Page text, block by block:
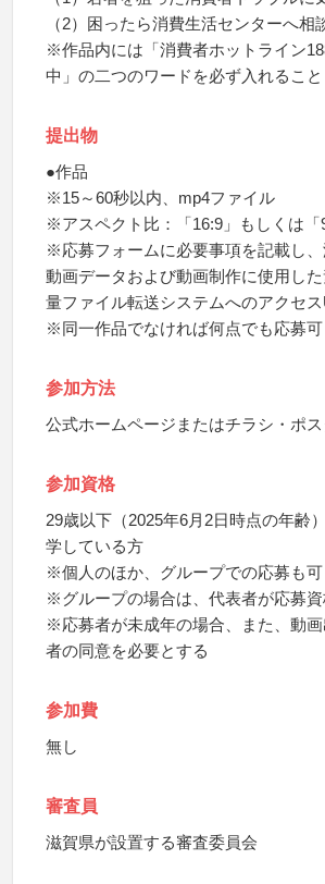
（2）困ったら消費生活センターへ相
※作品内には「消費者ホットライン
中」の二つのワードを必ず入れること
提出物
●作品
※15～60秒以内、mp4ファイル
※アスペクト比：「16:9」もしくは「
※応募フォームに必要事項を記載し
動画データおよび動画制作に使用し
量ファイル転送システムへのアクセ
※同一作品でなければ何点でも応募可
参加方法
公式ホームページまたはチラシ・ポ
参加資格
29歳以下（2025年6月2日時点の年齢
学している方
※個人のほか、グループでの応募も可
※グループの場合は、代表者が応募
※応募者が未成年の場合、また、動
者の同意を必要とする
参加費
無し
審査員
滋賀県が設置する審査委員会